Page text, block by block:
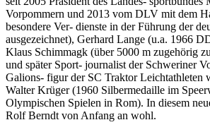
Vorpommern und 2013 vom DLV mit dem
besondere Ver- dienste in der Führung der
ausgezeichnet), Gerhard Lange (u.a. 1966
Klaus Schimmagk (über 5000 m zugehörig
und später Sport- journalist der Schweriner
Galions- figur der SC Traktor Leichtathleten
Walter Krüger (1960 Silbermedaille im
Olympischen Spielen in Rom). In diesem
Rolf Berndt von Anfang an wohl.